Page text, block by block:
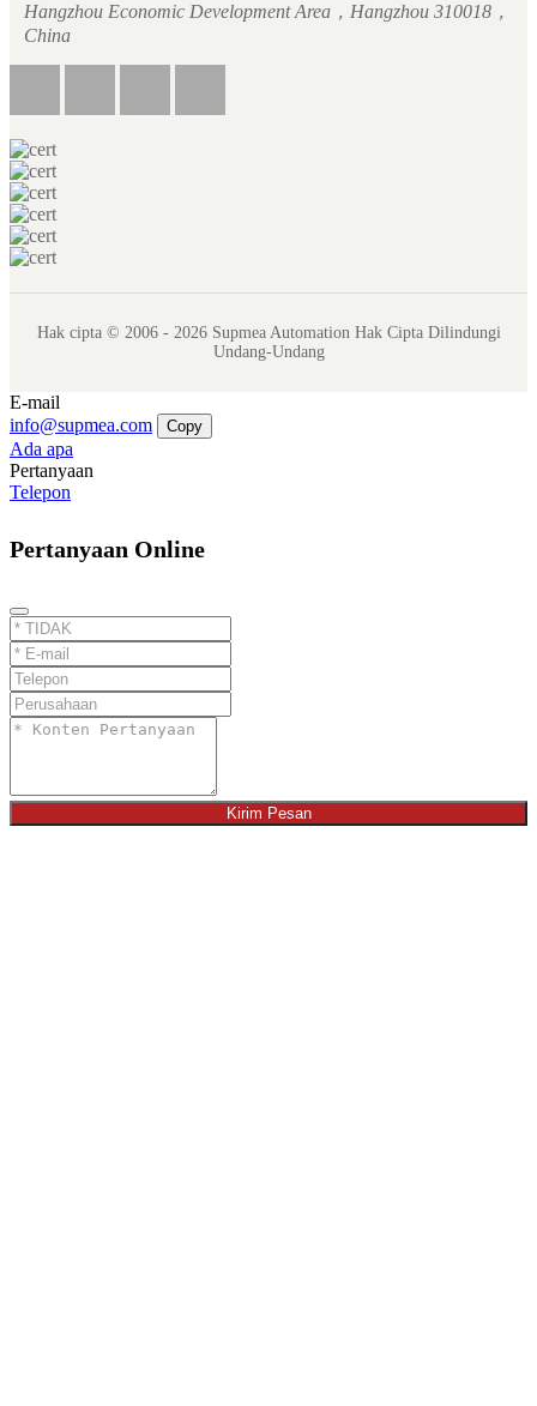
Hangzhou Economic Development Area，Hangzhou 310018，
China
Hak cipta © 2006 - 2026 Supmea Automation Hak Cipta Dilindungi
Undang-Undang
E-mail
info@supmea.com
Copy
Ada apa
Pertanyaan
Telepon
Pertanyaan Online
Kirim Pesan